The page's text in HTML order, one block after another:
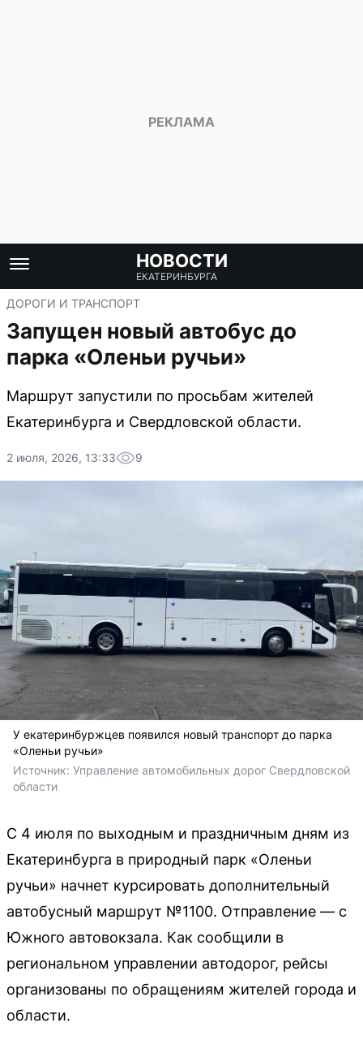
НОВОСТИ
ЕКАТЕРИНБУРГА
ДОРОГИ И ТРАНСПОРТ
Запущен новый автобус до
парка «Оленьи ручьи»
Маршрут запустили по просьбам жителей
Екатеринбурга и Свердловской области.
2 июля, 2026, 13:33 9
У екатеринбуржцев появился новый транспорт до парка
«Оленьи ручьи»
Источник: Управление автомобильных дорог Свердловской
области
С 4 июля по выходным и праздничным дням из
Екатеринбурга в природный парк «Оленьи
ручьи» начнет курсировать дополнительный
автобусный маршрут №1100. Отправление — с
Южного автовокзала. Как сообщили в
региональном управлении автодорог, рейсы
организованы по обращениям жителей города и
области.